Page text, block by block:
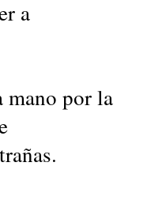
a
mano por la